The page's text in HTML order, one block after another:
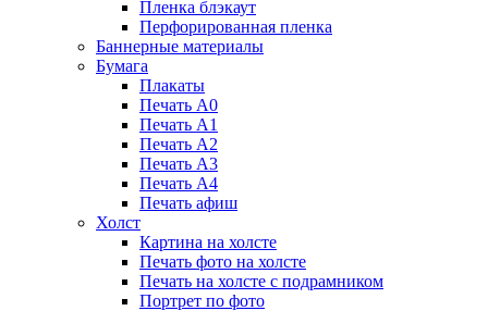
Пленка блэкаут
Перфорированная пленка
Баннерные материалы
Бумага
Плакаты
Печать А0
Печать А1
Печать А2
Печать А3
Печать А4
Печать афиш
Холст
Картина на холсте
Печать фото на холсте
Печать на холсте с подрамником
Портрет по фото